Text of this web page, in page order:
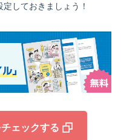
しておきましょう！
ェックする